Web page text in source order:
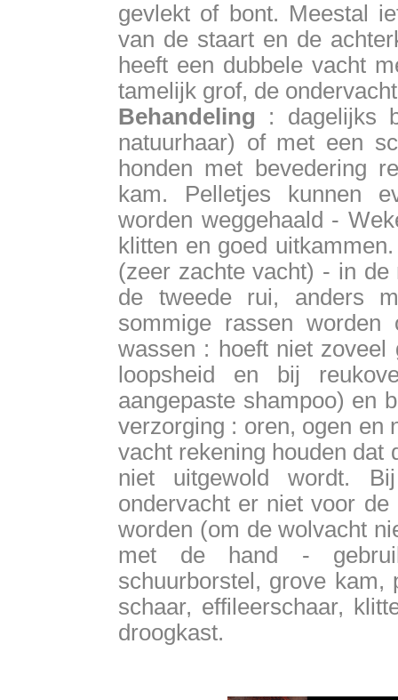
gevlekt of bont. Meestal
van de staart en de
heeft een dubbele vacht
tamelijk grof, de
Behandeling : dagelijks
natuurhaar) of met een
honden met bevedering
kam. Pelletjes kunnen
worden weggehaald -
klitten en goed
(zeer zachte vacht) - in
de tweede rui, anders
sommige rassen
wassen : hoeft niet
loopsheid en bij
aangepaste shampoo) en
verzorging : oren, ogen en
vacht rekening houden dat
niet uitgewold wordt.
ondervacht er niet voor
worden (om de wolvacht
met de hand -
schuurborstel, grove kam,
schaar, effileerschaar,
droogkast.